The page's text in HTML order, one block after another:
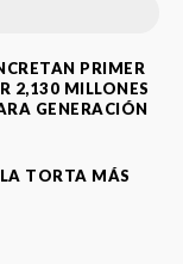
PRIMER
2,130 MILLONES
GENERACIÓN
TORTA MÁS